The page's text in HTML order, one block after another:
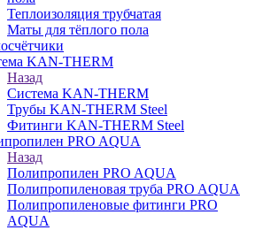
Теплоизоляция трубчатая
Маты для тёплого пола
KAN-THERM
Назад
Система KAN-THERM
Трубы KAN-THERM Steel
Фитинги KAN-THERM Steel
PRO AQUA
Назад
Полипропилен PRO AQUA
Полипропиленовая труба PRO AQUA
Полипропиленовые фитинги PRO
AQUA